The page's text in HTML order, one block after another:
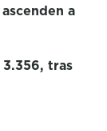
a
tras